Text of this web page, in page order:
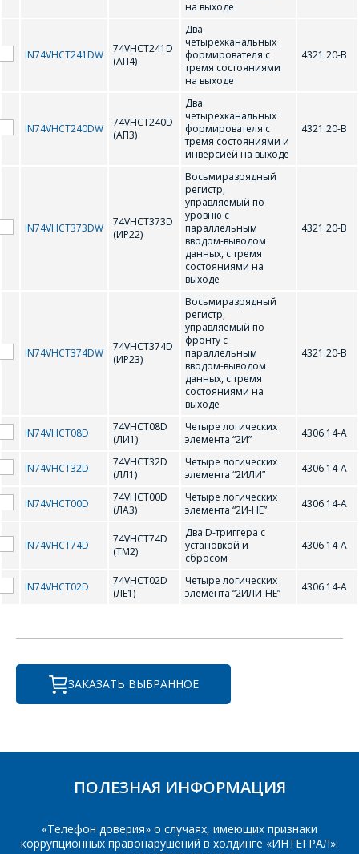
ПОИСК
на выходе
IN74VHCT241DW
74VHCT241D
(АП4)
Два
четырехканальных
формирователя с
тремя состояниями
на выходе
4321.20-В
IN74VHCT240DW
74VHCT240D
(АП3)
Два
четырехканальных
формирователя с
тремя состояниями и
инверсией на выходе
4321.20-В
IN74VHCT373DW
74VHCT373D
(ИР22)
Восьмиразрядный
регистр,
управляемый по
уровню с
параллельным
вводом-выводом
данных, с тремя
состояниями на
выходе
4321.20-В
IN74VHCT374DW
74VHCT374D
(ИР23)
Восьмиразрядный
регистр,
управляемый по
фронту с
параллельным
вводом-выводом
данных, с тремя
состояниями на
выходе
4321.20-В
IN74VHCT08D
74VHCT08D
(ЛИ1)
Четыре логических
элемента “2И”
4306.14-А
IN74VHCT32D
74VHCT32D
(ЛЛ1)
Четыре логических
элемента “2ИЛИ”
4306.14-А
IN74VHCT00D
74VHCT00D
(ЛА3)
Четыре логических
элемента “2И-НЕ”
4306.14-А
IN74VHCT74D
74VHCT74D
(ТМ2)
Два D-триггера с
установкой и
сбросом
4306.14-А
IN74VHCT02D
74VHCT02D
(ЛЕ1)
Четыре логических
элемента “2ИЛИ-НЕ”
4306.14-А
ЗАКАЗАТЬ ВЫБРАННОЕ
ПОЛЕЗНАЯ ИНФОРМАЦИЯ
«Телефон доверия» о случаях, имеющих признаки
коррупционных правонарушений в холдинге «ИНТЕГРАЛ»:
ОФОРМИТЬ ЗАКАЗ
Форма предназначена
Продажи физическим
осуществляются в ТД
"ИНТЕГРАЛ", тел.+375
(17) 350-94-32
интересующее Вас
сотрудники компании
свяжутся с Вами по
вопросам стоимости
и сроков поставки.
Фамилия Имя*
Организация*
Телефон
Интересующий товар/
Комментарий*
ЗАДАТЬ ВОПРОС
СОТРУДНИКИ
КОМПАНИИ С
РАДОСТЬЮ
ОТВЕТЯТ НА
ВОПРОСЫ
Ваше имя
Телефон
E-mail
Интересующий товар/
услуга
Я согласен на